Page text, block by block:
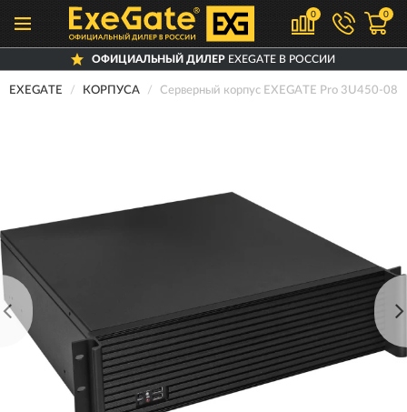
0 0
ОФИЦИАЛЬНЫЙ ДИЛЕРEXEGATE В РОССИИ
EXEGATE КОРПУСА Серверный корпус EXEGATE Pro 3U450-08